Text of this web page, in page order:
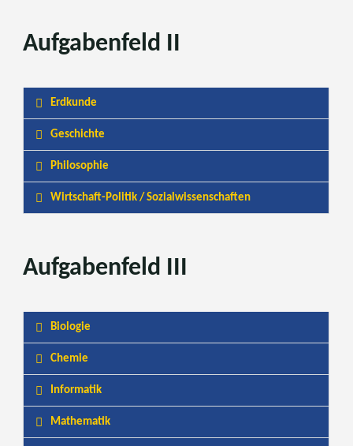
Aufgabenfeld II
Erdkunde
Geschichte
Philosophie
Wirtschaft-Politik / Sozialwissenschaften
Aufgabenfeld III
Biologie
Chemie
Informatik
Mathematik